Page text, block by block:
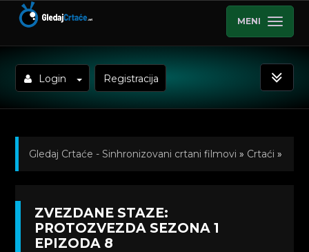
MENI
Login Registracija
Gledaj Crtaće - Sinhronizovani crtani filmovi » Crtaći »
Srpski)»Kratkometrazni crtani filmovi » Zvezdane
ZVEZDANE STAZE:
PROTOZVEZDA SEZONA 1
EPIZODA 8